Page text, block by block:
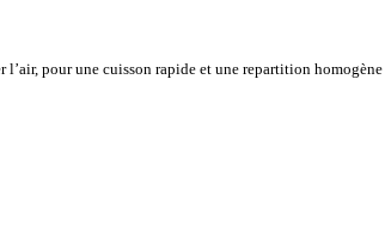
l’air, pour une cuisson rapide et une repartition homogène